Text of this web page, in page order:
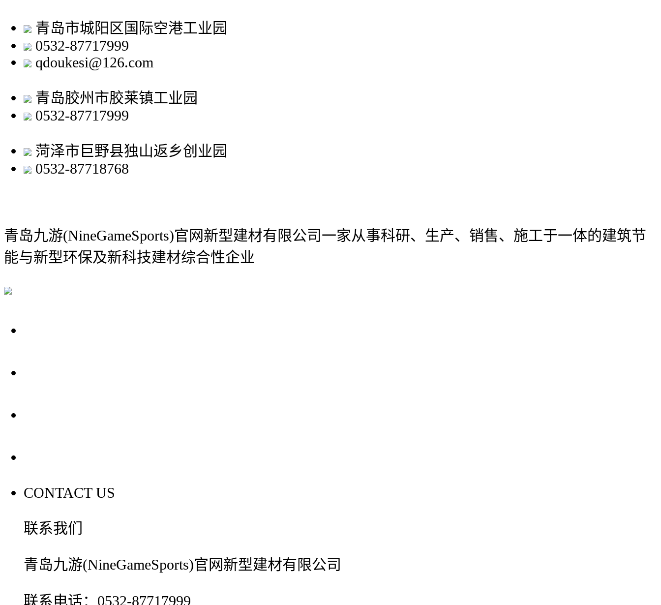
青岛市城阳区国际空港工业园
0532-87717999
qdoukesi@126.com
青岛胶州市胶莱镇工业园
0532-87717999
菏泽市巨野县独山返乡创业园
0532-87718768
青岛九游(NineGameSports)官网新型建材有限公司一家从事科研、生产、销售、施工于一体的建筑节
能与新型环保及新科技建材综合性企业
CONTACT US
联系我们
青岛九游(NineGameSports)官网新型建材有限公司
联系电话：0532-87717999